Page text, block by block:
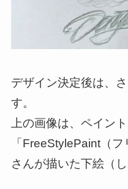
デザイン決定後は、
す。
上の画像は、ペイン
「FreeStylePaint（
さんが描いた下絵（し